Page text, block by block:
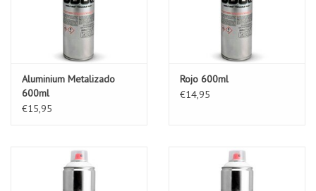
Aluminium Metalizado
600ml
€15,95
Rojo 600ml
€14,95